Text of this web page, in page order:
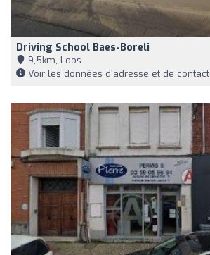
Driving School Baes-Boreli
9,5km, Loos
Voir les données d'adresse et de contact